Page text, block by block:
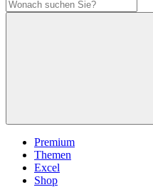
Premium
Themen
Excel
Shop